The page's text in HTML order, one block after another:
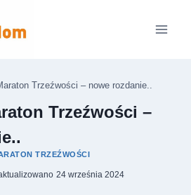
Trzeźwości – nowe rozdanie..
Trzeźwości –
TRZEŹWOŚCI
24 września 2024